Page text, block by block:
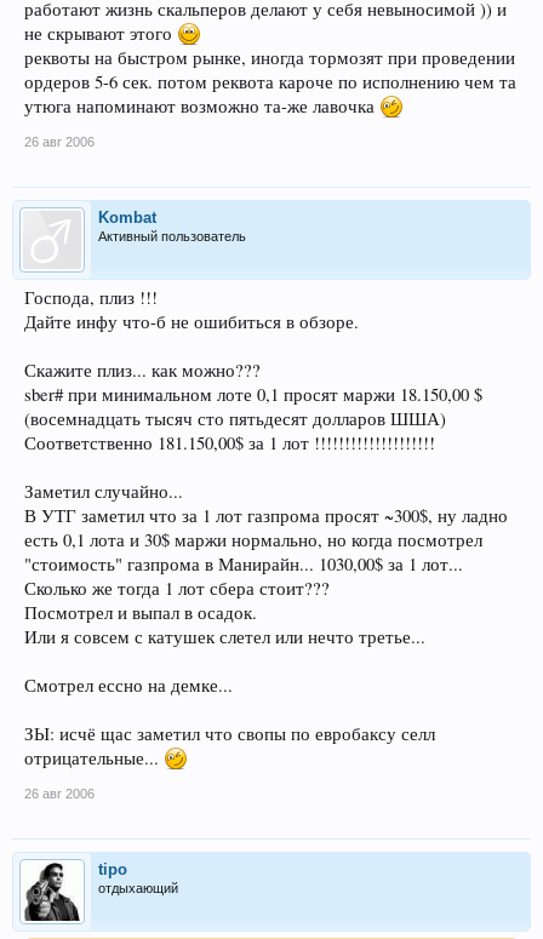
работают жизнь скальперов делают у себя невыносимой )) и
не скрывают этого
реквоты на быстром рынке, иногда тормозят при проведении
ордеров 5-6 сек. потом реквота кароче по исполнению чем та
утюга напоминают возможно та-же лавочка
26 авг 2006
Kombat
Активный пользователь
Господа, плиз !!!
Дайте инфу что-б не ошибиться в обзоре.
Скажите плиз... как можно???
sber# при минимальном лоте 0,1 просят маржи 18.150,00 $
(восемнадцать тысяч сто пятьдесят долларов ШША)
Соответственно 181.150,00$ за 1 лот !!!!!!!!!!!!!!!!!!!!
Заметил случайно...
В УТГ заметил что за 1 лот газпрома просят ~300$, ну ладно
есть 0,1 лота и 30$ маржи нормально, но когда посмотрел
"стоимость" газпрома в Манирайн... 1030,00$ за 1 лот...
Сколько же тогда 1 лот сбера стоит???
Посмотрел и выпал в осадок.
Или я совсем с катушек слетел или нечто третье...
Смотрел ессно на демке...
ЗЫ: исчё щас заметил что свопы по евробаксу селл
отрицательные...
26 авг 2006
tipo
отдыхающий